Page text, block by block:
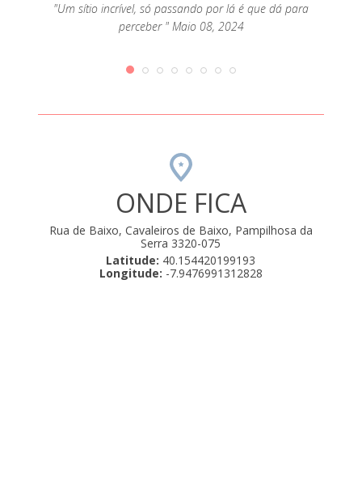
"Um sítio incrível, só passando por lá é que dá para
perceber " Maio 08, 2024
ONDE FICA
Rua de Baixo, Cavaleiros de Baixo, Pampilhosa da
Serra 3320-075
Latitude: 40.154420199193
Longitude: -7.9476991312828